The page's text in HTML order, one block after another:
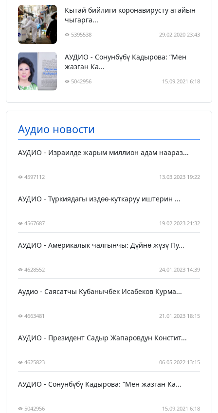
Кытай бийлиги коронавирусту атайын
чыгарга...
5395538 29.02.2020 23:43
АУДИО - Сонунбүбү Кадырова: “Мен
жазган Ка...
5042956 15.09.2021 6:18
Аудио новости
АУДИО - Израилде жарым миллион адам наараз...
4597112 13.03.2023 19:22
АУДИО - Түркиядагы издөө-куткаруу иштерин ...
4567687 19.02.2023 21:32
АУДИО - Америкалык чалгынчы: Дүйнө жүзү Пу...
4628552 24.01.2023 14:39
Аудио - Саясатчы Кубанычбек Исабеков Курма...
4663481 21.01.2023 18:15
АУДИО - Президент Садыр Жапаровдун Констит...
4625823 06.05.2022 13:15
АУДИО - Сонунбүбү Кадырова: “Мен жазган Ка...
5042956 15.09.2021 6:18